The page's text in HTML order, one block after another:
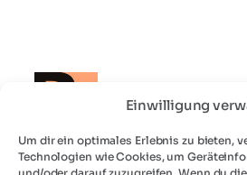
Einwilligung
Um dir ein optimales Erlebnis zu bieten,
Technologien wie Cookies, um
Landingpage Tool